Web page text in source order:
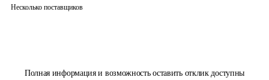
Полная информация и возможность оставить отклик доступны
Несколько поставщиков